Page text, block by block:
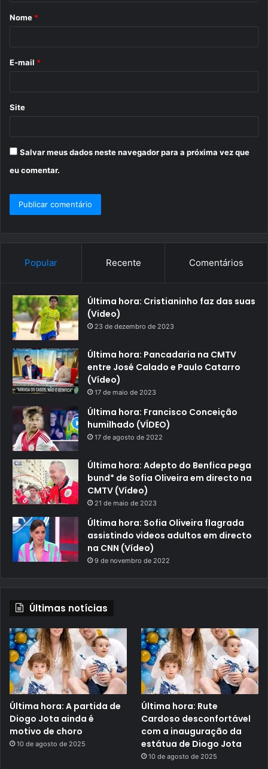
r
Nome *
E-mail *
Site
Salvar meus dados neste navegador para a próxima vez que
eu comentar.
Popular Recente Comentários
Última hora: Cristianinho faz das suas
(Video)
23 de dezembro de 2023
Última hora: Pancadaria na CMTV
entre José Calado e Paulo Catarro
(Vídeo)
17 de maio de 2023
Última hora: Francisco Conceição
humilhado (VÍDEO)
17 de agosto de 2022
Última hora: Adepto do Benfica pega
bund* de Sofia Oliveira em directo na
CMTV (Vídeo)
21 de maio de 2023
Última hora: Sofia Oliveira flagrada
assistindo videos adultos em directo
na CNN (Vídeo)
9 de novembro de 2022
Últimas notícias
Última hora: A partida de
Diogo Jota ainda é
motivo de choro
10 de agosto de 2025
Última hora: Rute
Cardoso desconfortável
com a inauguração da
estátua de Diogo Jota
10 de agosto de 2025